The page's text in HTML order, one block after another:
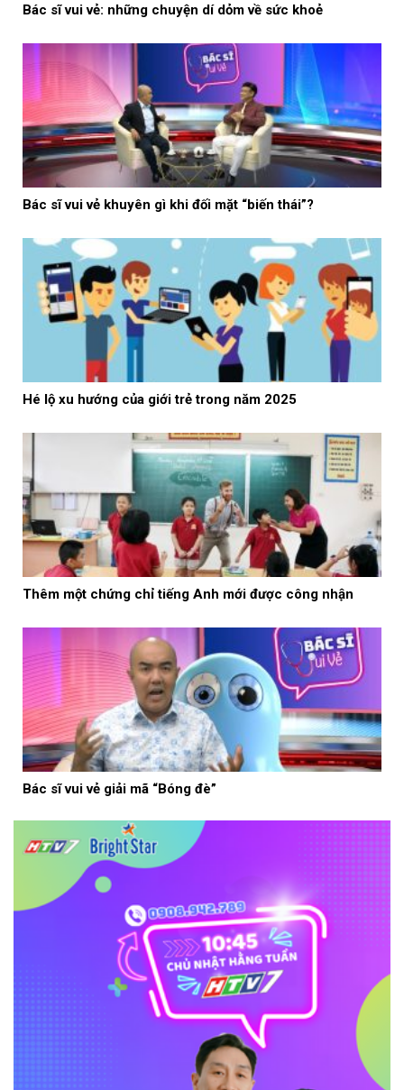
Bác sĩ vui vẻ: những chuyện dí dỏm về sức khoẻ
Bác sĩ vui vẻ khuyên gì khi đối mặt “biến thái”?
Hé lộ xu hướng của giới trẻ trong năm 2025
Thêm một chứng chỉ tiếng Anh mới được công nhận
Bác sĩ vui vẻ giải mã “Bóng đè”